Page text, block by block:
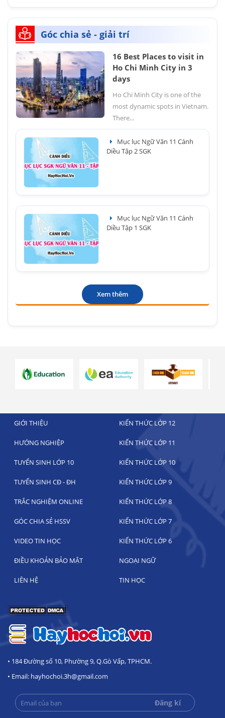
Góc chia sẻ - giải trí
16 Best Places to visit in
Ho Chi Minh City in 3
days
Ho Chi Minh City is one of the
most dynamic spots in Vietnam.
There...
Mục lục Ngữ Văn 11 Cánh
Diều Tập 2 SGK
Mục lục Ngữ Văn 11 Cánh
Diều Tập 1 SGK
Xem thêm
GIỚI THIỆU KIẾN THỨC LỚP 12
HƯỚNG NGHIỆP KIẾN THỨC LỚP 11
TUYỂN SINH LỚP 10 KIẾN THỨC LỚP 10
TUYỂN SINH CĐ - ĐH KIẾN THỨC LỚP 9
TRẮC NGHIỆM ONLINE KIẾN THỨC LỚP 8
GÓC CHIA SẺ HSSV KIẾN THỨC LỚP 7
VIDEO TIN HỌC KIẾN THỨC LỚP 6
ĐIỀU KHOẢN BẢO MẬT NGOẠI NGỮ
LIÊN HỆ TIN HỌC
• 184 Đường số 10, Phường 9, Q.Gò Vấp, TPHCM.
• Email: hayhochoi.3h@gmail.com